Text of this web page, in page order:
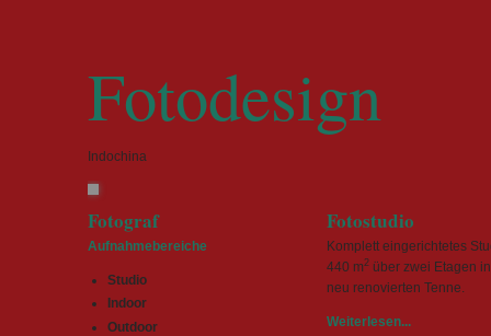
Fotodesign
Indochina
Fotograf
Aufnahmebereiche
Studio
Indoor
Outdoor
Fotostudio
Komplett eingerichtetes
440 m2über zwei Etagen
neu renovierten Tenne.
Weiterlesen...